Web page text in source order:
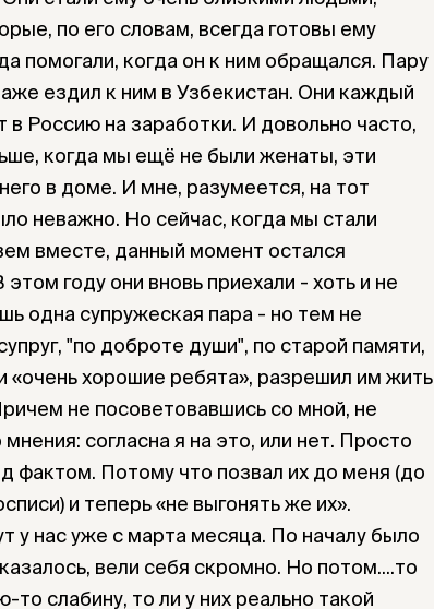
по его словам, всегда готовы ему
помогали, когда он к ним обращался. Пару
ездил к ним в Узбекистан. Они каждый
в Россию на заработки. И довольно часто,
когда мы ещё не были женаты, эти
в доме. И мне, разумеется, на тот
неважно. Но сейчас, когда мы стали
вместе, данный момент остался
году они вновь приехали - хоть и не
одна супружеская пара - но тем не
"по доброте души", по старой памяти,
«очень хорошие ребята», разрешил им жить
не посоветовавшись со мной, не
согласна я на это, или нет. Просто
фактом. Потому что позвал их до меня (до
и теперь «не выгонять же их».
у нас уже с марта месяца. По началу было
вели себя скромно. Но потом....то
то слабину, то ли у них реально такой